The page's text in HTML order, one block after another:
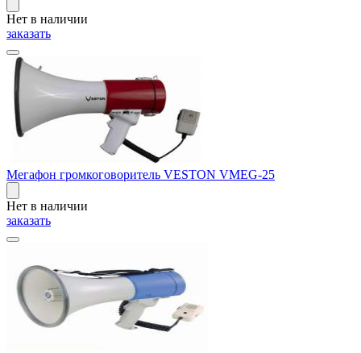
Нет в наличии
заказать
Мегафон громкоговоритель VESTON VMEG-25
Нет в наличии
заказать